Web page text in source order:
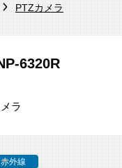
PTZカメラ
6320R
ラ
赤外線